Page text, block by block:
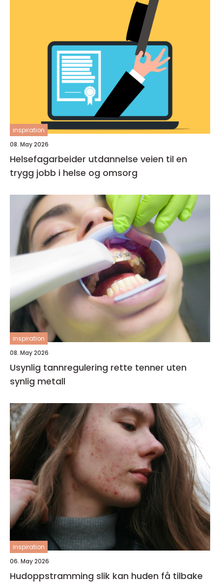
inspiration
08. May 2026
Helsefagarbeider utdannelse veien til en
trygg jobb i helse og omsorg
inspiration
08. May 2026
Usynlig tannregulering rette tenner uten
synlig metall
inspiration
06. May 2026
Hudoppstramming slik kan huden få tilbake